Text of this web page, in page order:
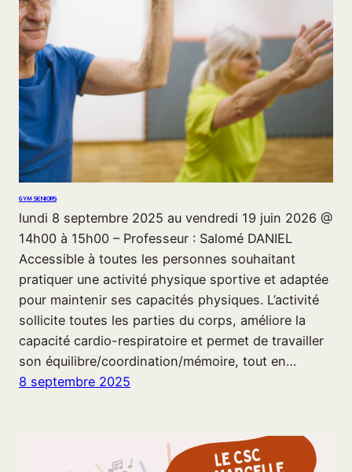
GYM SENIORS
lundi 8 septembre 2025 au vendredi 19 juin 2026 @
14h00 à 15h00 – Professeur : Salomé DANIEL
Accessible à toutes les personnes souhaitant
pratiquer une activité physique sportive et adaptée
pour maintenir ses capacités physiques. L’activité
sollicite toutes les parties du corps, améliore la
capacité cardio-respiratoire et permet de travailler
son équilibre/coordination/mémoire, tout en…
8 septembre 2025